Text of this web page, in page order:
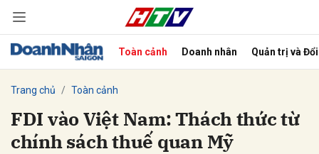
Toàn cảnh Doanh nhân Quản trị và
Trang chủ Toàn cảnh
FDI vào Việt Nam: Thách thức từ
chính sách thuế quan Mỹ